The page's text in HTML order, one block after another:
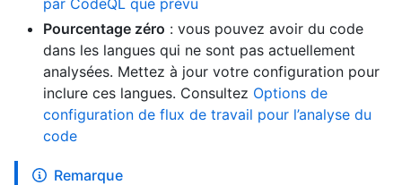
Pourcentage zéro : vous pouvez avoir du code
dans les langues qui ne sont pas actuellement
analysées. Mettez à jour votre configuration pour
inclure ces langues. Consultez Options de
configuration de flux de travail pour l’analyse du
code
Remarque